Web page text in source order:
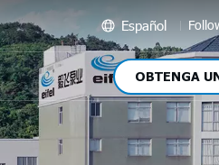
Español
English
Русский
OBTENGA